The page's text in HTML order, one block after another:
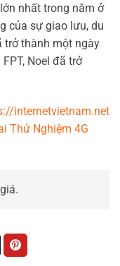
nhất trong năm ở
của sự giao lưu, du
trở thành một ngày
Noel đã trở
internetvietnam.net
Thử Nghiệm 4G